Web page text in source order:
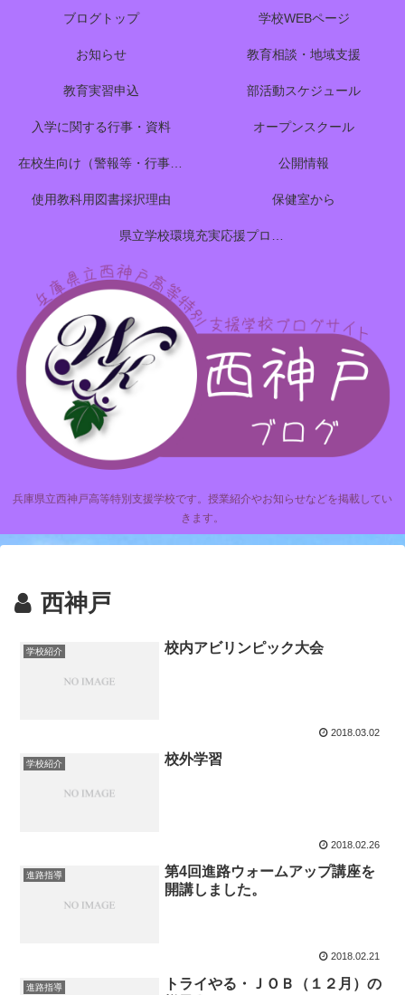
兵庫県立西神戸高等特別支援学校です。授業紹介やお知らせなどを掲載してい
きます。
ブログトップ 学校WEBページ
お知らせ 教育相談・地域支援
教育実習申込 部活動スケジュール
入学に関する行事・資料 オープンスクール
在校生向け（警報等・行事予定） 公開情報
使用教科用図書採択理由 保健室から
西神戸
学校紹介 校内アビリンピック大会
2018.03.02
学校紹介 校外学習
2018.02.26
進路指導
第4回進路ウォームアップ講座を
開講しました。
2018.02.21
進路指導
トライやる・ＪＯＢ（１２月）の